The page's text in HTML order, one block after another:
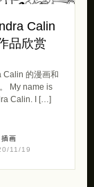
Calin
品欣赏
Calin 的漫画和
My name is
Calin. I […]
插画
11/19